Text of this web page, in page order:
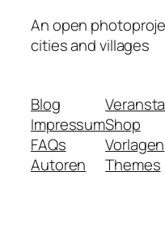
An open
cities and villages
Blog
Impressum
FAQs
Autoren
Shop
Vorlagen
Themes